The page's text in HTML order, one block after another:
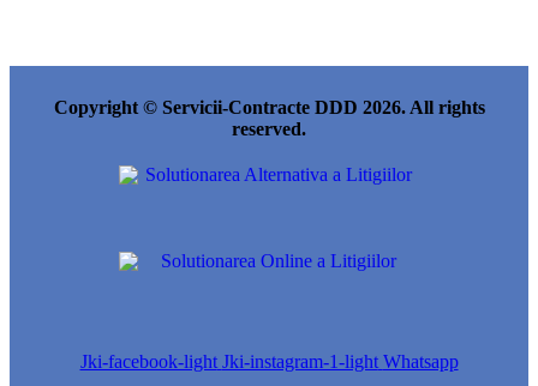
Copyright © Servicii-Contracte DDD 2026. All rights
reserved.
Jki-facebook-light Jki-instagram-1-light Whatsapp